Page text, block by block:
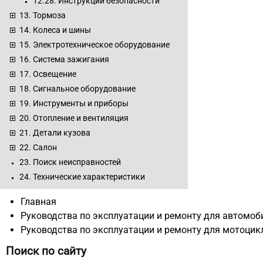
13. Тормоза
14. Колеса и шины
15. Электротехническое оборудование
16. Система зажигания
17. Освещение
18. Сигнальное оборудование
19. Инструменты и приборы
20. Отопление и вентиляция
21. Детали кузова
22. Салон
23. Поиск неисправностей
24. Технические характеристики
Главная
Руководства по эксплуатации и ремонту для
Руководства по эксплуатации и ремонту для
Поиск по сайту